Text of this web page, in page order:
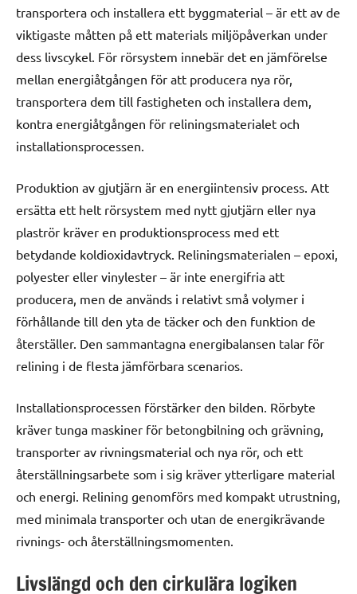
transportera och installera ett byggmaterial – är ett av de
viktigaste måtten på ett materials miljöpåverkan under
dess livscykel. För rörsystem innebär det en jämförelse
mellan energiåtgången för att producera nya rör,
transportera dem till fastigheten och installera dem,
kontra energiåtgången för reliningsmaterialet och
installationsprocessen.
Produktion av gjutjärn är en energiintensiv process. Att
ersätta ett helt rörsystem med nytt gjutjärn eller nya
plaströr kräver en produktionsprocess med ett
betydande koldioxidavtryck. Reliningsmaterialen – epoxi,
polyester eller vinylester – är inte energifria att
producera, men de används i relativt små volymer i
förhållande till den yta de täcker och den funktion de
återställer. Den sammantagna energibalansen talar för
relining i de flesta jämförbara scenarios.
Installationsprocessen förstärker den bilden. Rörbyte
kräver tunga maskiner för betongbilning och grävning,
transporter av rivningsmaterial och nya rör, och ett
återställningsarbete som i sig kräver ytterligare material
och energi. Relining genomförs med kompakt utrustning,
med minimala transporter och utan de energikrävande
rivnings- och återställningsmomenten.
Livslängd och den cirkulära logiken